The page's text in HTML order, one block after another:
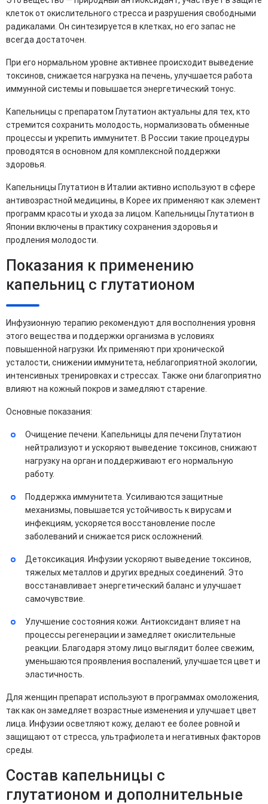
клеток от окислительного стресса и разрушения свободными
радикалами. Он синтезируется в клетках, но его запас не
всегда достаточен.
При его нормальном уровне активнее происходит выведение
токсинов, снижается нагрузка на печень, улучшается работа
иммунной системы и повышается энергетический тонус.
Капельницы с препаратом Глутатион актуальны для тех, кто
стремится сохранить молодость, нормализовать обменные
процессы и укрепить иммунитет. В России такие процедуры
проводятся в основном для комплексной поддержки
здоровья.
Капельницы Глутатион в Италии активно используют в сфере
антивозрастной медицины, в Корее их применяют как элемент
программ красоты и ухода за лицом. Капельницы Глутатион в
Японии включены в практику сохранения здоровья и
продления молодости.
Показания к применению
капельниц с глутатионом
Инфузионную терапию рекомендуют для восполнения уровня
этого вещества и поддержки организма в условиях
повышенной нагрузки. Их применяют при хронической
усталости, снижении иммунитета, неблагоприятной экологии,
интенсивных тренировках и стрессах. Также они благоприятно
влияют на кожный покров и замедляют старение.
Основные показания:
Очищение печени. Капельницы для печени Глутатион
нейтрализуют и ускоряют выведение токсинов, снижают
нагрузку на орган и поддерживают его нормальную
работу.
Поддержка иммунитета. Усиливаются защитные
механизмы, повышается устойчивость к вирусам и
инфекциям, ускоряется восстановление после
заболеваний и снижается риск осложнений.
Детоксикация. Инфузии ускоряют выведение токсинов,
тяжелых металлов и других вредных соединений. Это
восстанавливает энергетический баланс и улучшает
самочувствие.
Улучшение состояния кожи. Антиоксидант влияет на
процессы регенерации и замедляет окислительные
реакции. Благодаря этому лицо выглядит более свежим,
уменьшаются проявления воспалений, улучшается цвет и
эластичность.
Для женщин препарат используют в программах омоложения,
так как он замедляет возрастные изменения и улучшает цвет
лица. Инфузии осветляют кожу, делают ее более ровной и
защищают от стресса, ультрафиолета и негативных факторов
среды.
Состав капельницы с
глутатионом и дополнительные